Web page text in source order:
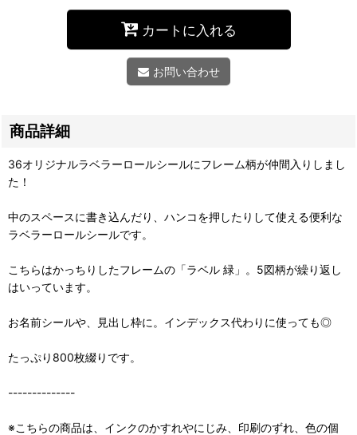
カートに入れる
お問い合わせ
商品詳細
36オリジナルラベラーロールシールにフレーム柄が仲間入りしまし
た！
中のスペースに書き込んだり、ハンコを押したりして使える便利な
ラベラーロールシールです。
こちらはかっちりしたフレームの「ラベル 緑」。5図柄が繰り返し
はいっています。
お名前シールや、見出し枠に。インデックス代わりに使っても◎
たっぷり800枚綴りです。
--------------
※こちらの商品は、インクのかすれやにじみ、印刷のずれ、色の個